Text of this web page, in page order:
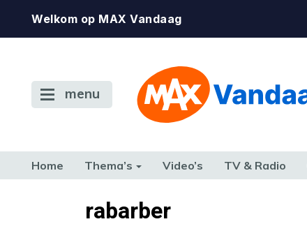
Welkom op MAX Vandaag
menu
Home Thema’s Video’s TV & Radio
TERUG NAAR TOENrabarber